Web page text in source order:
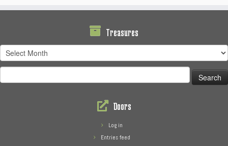
Treasures
Treasures
for:
Doors
Log in
Entries feed